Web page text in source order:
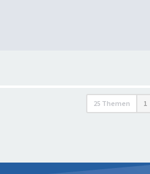
25 Themen 1